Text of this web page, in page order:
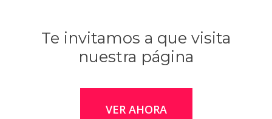
Te invitamos a que visita
nuestra página
VER AHORA